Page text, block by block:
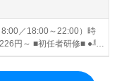
／18:00～22:00）時
円～ ■初任者研修■ ●早
円～ ●日中帯（8:00～